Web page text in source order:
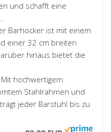
und schafft eine
Barhocker ist mit einem
einer 32 cm breiten
hinaus bietet die
hochwertigem
Stahlrahmen und
jeder Barstuhl bis zu